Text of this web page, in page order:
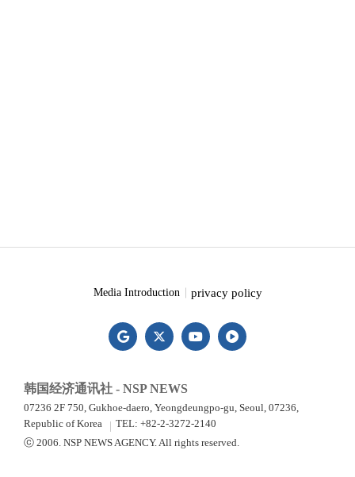
Media Introduction privacy policy
韩国经济通讯社 - NSP NEWS
07236 2F 750, Gukhoe-daero, Yeongdeungpo-gu, Seoul, 07236,
Republic of Korea
TEL: +82-2-3272-2140
ⓒ 2006. NSP NEWS AGENCY. All rights reserved.